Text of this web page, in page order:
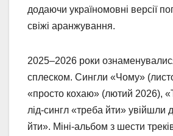
додаючи україномовні версії
свіжі аранжування.
2025–2026 роки
сплеском. Сингли «Чому»
«просто кохаю» (лютий 2026),
лід-сингл «треба йти» увійшли
йти». Міні-альбом з шести